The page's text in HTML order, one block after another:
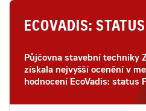
ECOVADIS:
Půjčovna stavební techniky
získala nejvyšší ocenění v
hodnocení EcoVadis: status